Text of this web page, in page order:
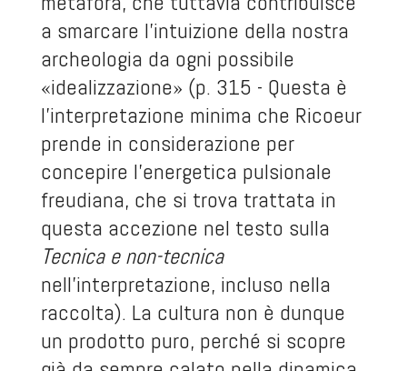
a smarcare l’intuizione della nostra
archeologia da ogni possibile
«idealizzazione» (p. 315 - Questa è
l’interpretazione minima che Ricoeur
prende in considerazione per
concepire l’energetica pulsionale
freudiana, che si trova trattata in
questa accezione nel testo sulla
Tecnica e non-tecnica
nell’interpretazione, incluso nella
raccolta). La cultura non è dunque
un prodotto puro, perché si scopre